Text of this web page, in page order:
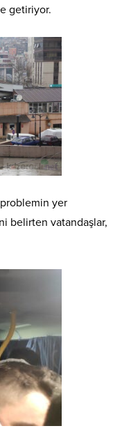
getiriyor.
yer
belirten vatandaşlar,